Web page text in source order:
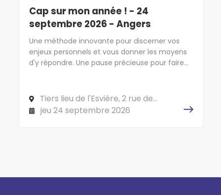
Cap sur mon année ! - 24
septembre 2026 - Angers
Une méthode innovante pour discerner vos
enjeux personnels et vous donner les moyens
d'y répondre. Une pause précieuse pour faire
Tiers lieu de l'Esvière, 2 rue de
l'Esvière, 49000 ANGERS
jeu 24 septembre 2026